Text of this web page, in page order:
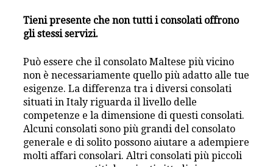
Tieni presente che non tutti i consolati offrono
gli stessi servizi.
Può essere che il consolato Maltese più vicino
non è necessariamente quello più adatto alle tue
esigenze. La differenza tra i diversi consolati
situati in Italy riguarda il livello delle
competenze e la dimensione di questi consolati.
Alcuni consolati sono più grandi del consolato
generale e di solito possono aiutare a adempiere
molti affari consolari. Altri consolati più piccoli